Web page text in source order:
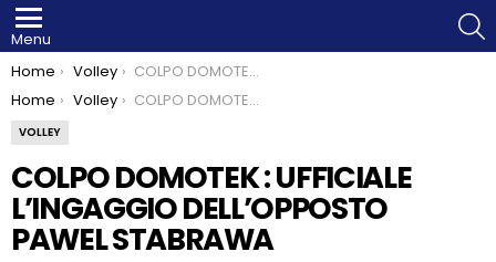
Menu
You are here:
Home Volley
COLPO DOMOTEK : UFFICIALE L’INGAGGIO DELL’OPPOSTO PAWEL STABRAWA
You are here:
Home Volley COLPO DOMOTEK : UFFICIALE L’INGAGGIO DELL’OPPOSTO PAWEL STABRAWA
VOLLEY
COLPO DOMOTEK : UFFICIALE
L’INGAGGIO DELL’OPPOSTO
PAWEL STABRAWA